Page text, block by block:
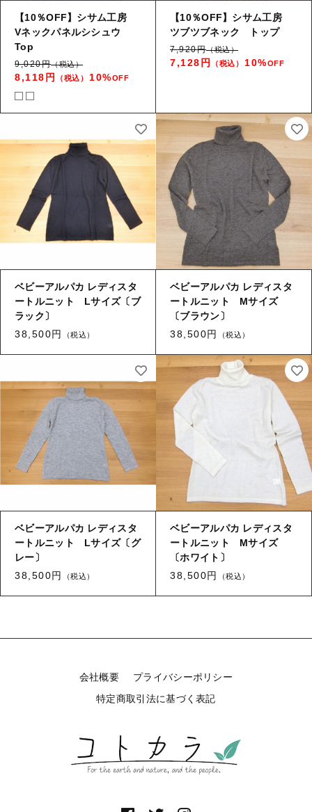
【10％OFF】シサム工房
Vネックパネルシシュウ
Top
9,020円（税込）
8,118円 （税込） 10%OFF
【10％OFF】シサム工房
ツブツブネック トップ
7,920円（税込）
7,128円 （税込） 10%OFF
ベビーアルパカ レディスタ
ートルニット Lサイズ〔ブ
ラック〕
38,500円
（税込）
ベビーアルパカ レディスタ
ートルニット Mサイズ
〔ブラウン〕
38,500円
（税込）
ベビーアルパカ レディスタ
ートルニット Lサイズ〔グ
レー〕
38,500円
（税込）
ベビーアルパカ レディスタ
ートルニット Mサイズ
〔ホワイト〕
38,500円
（税込）
会社概要
プライバシーポリシー
特定商取引法に基づく表記